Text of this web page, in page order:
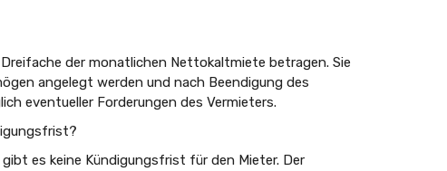
der monatlichen Nettokaltmiete betragen. Sie
angelegt werden und nach Beendigung des
eventueller Forderungen des Vermieters.
es keine Kündigungsfrist für den Mieter. Der